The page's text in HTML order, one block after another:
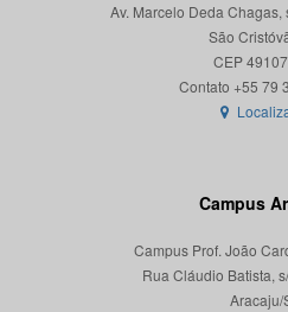
Av. Marcelo Deda Chagas,
São
CEP
Campus
Campus Prof. João
Rua Cláudio Batista,
Aracaju/